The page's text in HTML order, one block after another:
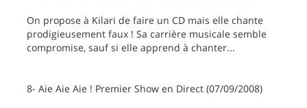
On propose à Kilari de faire un CD mais elle chante
prodigieusement faux ! Sa carrière musicale semble
compromise, sauf si elle apprend à chanter...
8- Aie Aie Aie ! Premier Show en Direct (07/09/2008)